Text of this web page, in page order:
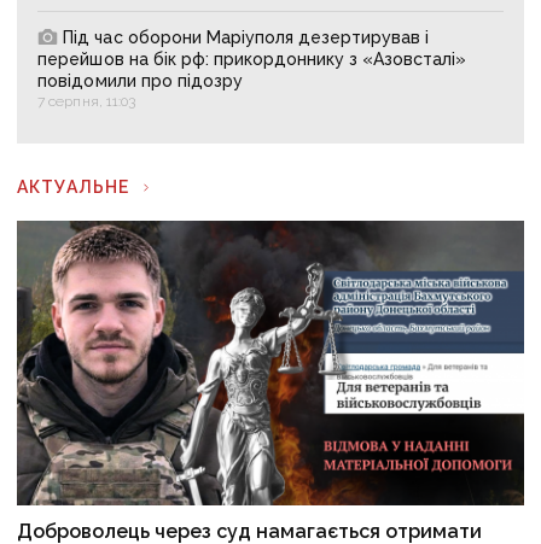
Під час оборони Маріуполя дезертирував і
перейшов на бік рф: прикордоннику з «Азовсталі»
повідомили про підозру
7 серпня, 11:03
АКТУАЛЬНЕ
Доброволець через суд намагається отримати